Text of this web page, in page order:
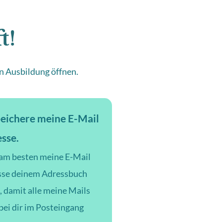
Ausbildung öffnen.
meine E-Mail
besten meine E-Mail
deinem Adressbuch
damit alle meine Mails
dir im Posteingang